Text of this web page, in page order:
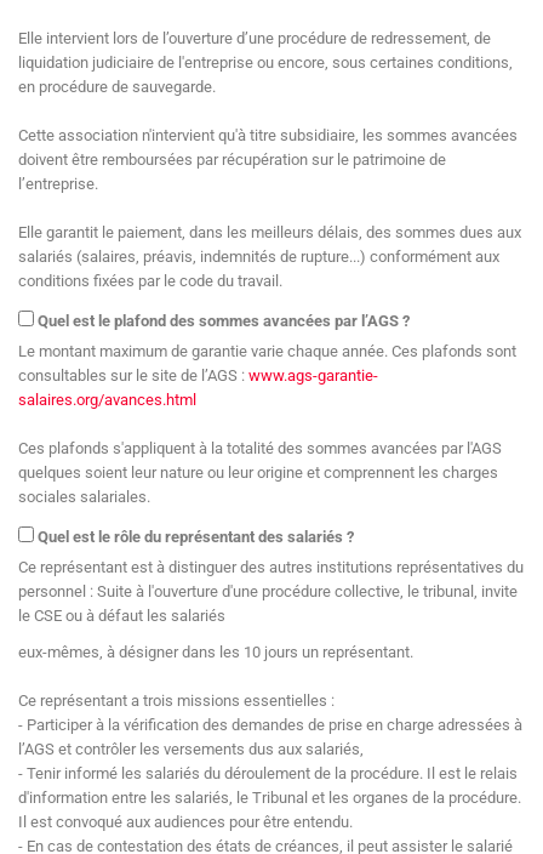
Elle intervient lors de l’ouverture d’une procédure de redressement, de
liquidation judiciaire de l'entreprise ou encore, sous certaines conditions,
en procédure de sauvegarde.
Cette association n'intervient qu'à titre subsidiaire, les sommes avancées
doivent être remboursées par récupération sur le patrimoine de
l’entreprise.
Elle garantit le paiement, dans les meilleurs délais, des sommes dues aux
salariés (salaires, préavis, indemnités de rupture...) conformément aux
conditions fixées par le code du travail.
Quel est le plafond des sommes avancées par l’AGS ?
Le montant maximum de garantie varie chaque année. Ces plafonds sont
consultables sur le site de l’AGS : www.ags-garantie-
salaires.org/avances.html
Ces plafonds s'appliquent à la totalité des sommes avancées par l'AGS
quelques soient leur nature ou leur origine et comprennent les charges
sociales salariales.
Quel est le rôle du représentant des salariés ?
Ce représentant est à distinguer des autres institutions représentatives du
personnel : Suite à l'ouverture d'une procédure collective, le tribunal, invite
le CSE ou à défaut les salariés
eux-mêmes, à désigner dans les 10 jours un représentant.
Ce représentant a trois missions essentielles :
- Participer à la vérification des demandes de prise en charge adressées à
l’AGS et contrôler les versements dus aux salariés,
- Tenir informé les salariés du déroulement de la procédure. Il est le relais
d'information entre les salariés, le Tribunal et les organes de la procédure.
Il est convoqué aux audiences pour être entendu.
- En cas de contestation des états de créances, il peut assister le salarié